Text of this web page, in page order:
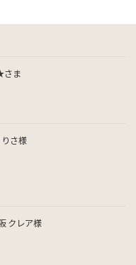
さま
さ様
クレア様